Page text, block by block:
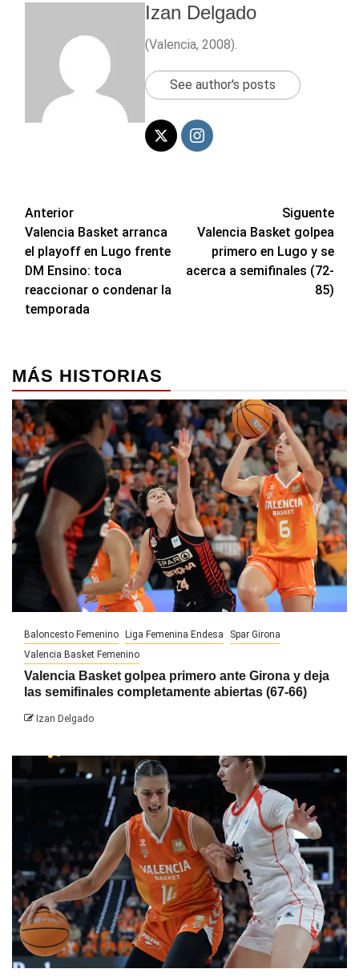
Izan Delgado
(Valencia, 2008).
See author's posts
Navegación
de
entradas
Anterior
Valencia Basket arranca
el playoff en Lugo frente
DM Ensino: toca
reaccionar o condenar la
temporada
Siguente
Valencia Basket golpea
primero en Lugo y se
acerca a semifinales (72-
85)
MÁS HISTORIAS
Baloncesto Femenino Liga Femenina Endesa
Spar Girona
Valencia Basket Femenino
Valencia Basket golpea primero ante Girona y deja
las semifinales completamente abiertas (67-66)
Izan Delgado